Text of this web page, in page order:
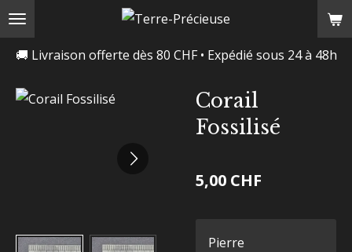
Passer
au
contenu
🚚 Livraison offerte dès 80 CHF • Expédié sous 24 à 48h
Corail
Fossilisé
5,00 CHF
Pierre